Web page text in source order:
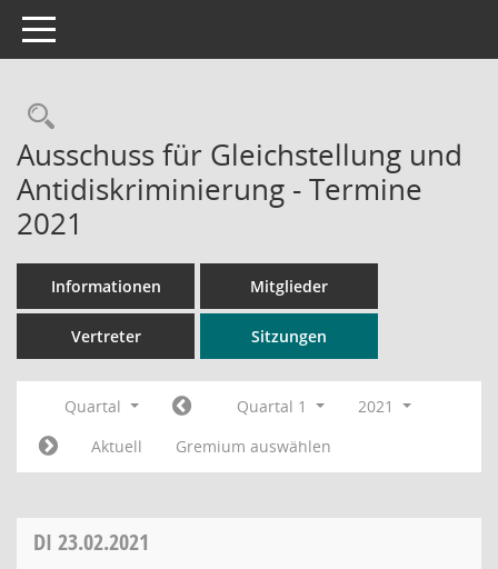
Toggle navigation
Rechercheauswahl
Ausschuss für Gleichstellung und
Antidiskriminierung - Termine
2021
Informationen Mitglieder
Vertreter Sitzungen
Quartal Quartal 1
2021
Aktuell
Gremium auswählen
DI 23.02.2021